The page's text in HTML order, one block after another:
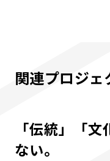
関連プロジェ
「伝統」「
ない。